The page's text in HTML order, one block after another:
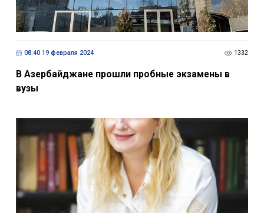
08:40 19 февраля 2024 1332
В Азербайджане прошли пробные экзамены в
вузы